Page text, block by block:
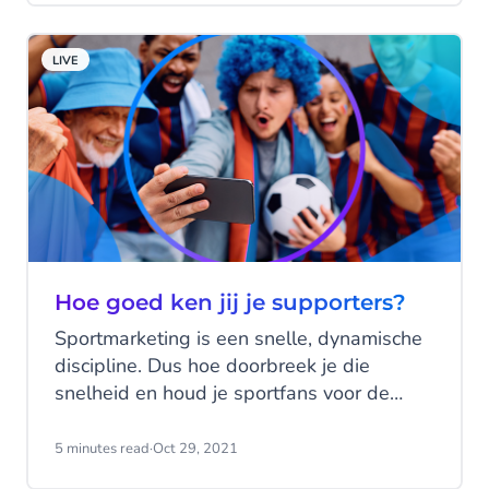
LIVE
Hoe goed ken jij je supporters?
Sportmarketing is een snelle, dynamische
discipline. Dus hoe doorbreek je die
snelheid en houd je sportfans voor de
deze vraag is essentieel voor effectieve
5 minutes read·Oct 29, 2021